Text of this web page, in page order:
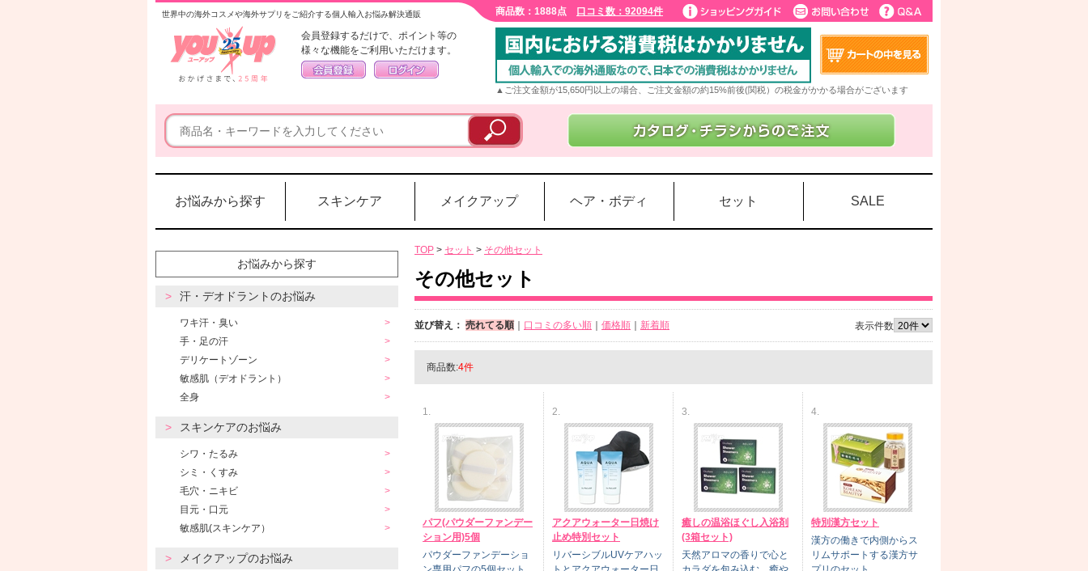
世界中の海外コスメや海外サプリをご紹介する個人輸入お悩み解決通販 商品数：1888点 口コミ数：92094件
会員登録するだけで、ポイント等の
様々な機能をご利用いただけます。
▲ご注文金額が15,650円以上の場合、ご注文金額の約15%前後(関税）の税金がかかる場合がございます
お悩みから探す スキンケア メイクアップ ヘア・ボディ セット SALE
お悩みから探す
汗・デオドラントのお悩み
ワキ汗・臭い
手・足の汗
デリケートゾーン
敏感肌（デオドラント）
全身
スキンケアのお悩み
シワ・たるみ
シミ・くすみ
毛穴・ニキビ
目元・口元
敏感肌(スキンケア）
メイクアップのお悩み
TOP > セット > その他セット
その他セット
並び替え： 売れてる順 口コミの多い順 価格順 新着順 表示件数
商品数:4件
1.
パフ(パウダーファンデー
ション用)5個
パウダーファンデーショ
2.
アクアウォーター日焼け
止め特別セット
リバーシブルUVケアハッ
3.
癒しの温浴ほぐし入浴剤
(3箱セット)
天然アロマの香りで心と
4.
特別漢方セット
漢方の働きで内側からス
リムサポートする漢方サ